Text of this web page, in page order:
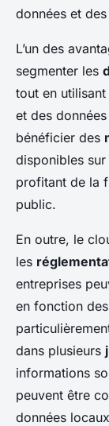
données et
L’un des
segmenter les
tout en utilisant
et des
bénéficier des
disponibles
profitant de la
public.
En outre, le
les
entreprises
en fonction
dans plusieurs
informations
peuvent être
données